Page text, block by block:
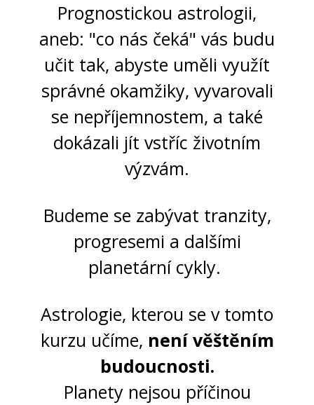
Prognostickou astrologii,
aneb: "co nás čeká" vás budu
učit tak, abyste uměli využít
správné okamžiky, vyvarovali
se nepříjemnostem, a také
dokázali jít vstříc životním
výzvám.
Budeme se zabývat tranzity,
progresemi a dalšími
planetární cykly.
Astrologie, kterou se v tomto
kurzu učíme, není věštěním
budoucnosti.
Planety nejsou příčinou